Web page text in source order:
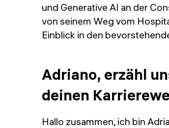
und Generative AI an der
von seinem Weg vom
Einblick in den
Adriano, erzähl
deinen
Hallo zusammen, ich bin